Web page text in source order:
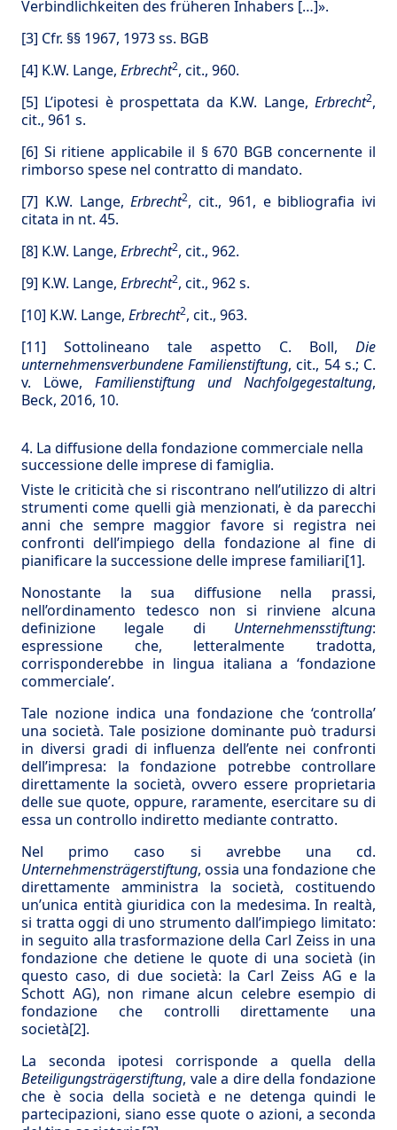
Verbindlichkeiten des früheren Inhabers […]».
[3] Cfr. §§ 1967, 1973 ss. BGB
[4] K.W. Lange, Erbrecht2, cit., 960.
[5] L’ipotesi è prospettata da K.W. Lange, Erbrecht2,
cit., 961 s.
[6] Si ritiene applicabile il § 670 BGB concernente il
rimborso spese nel contratto di mandato.
[7] K.W. Lange,Erbrecht2, cit., 961, e bibliografia ivi
citata in nt. 45.
[8] K.W. Lange, Erbrecht2, cit., 962.
[9] K.W. Lange, Erbrecht2, cit., 962 s.
[10] K.W. Lange, Erbrecht2, cit., 963.
[11] Sottolineano tale aspetto C. Boll, Die
unternehmensverbundene Familienstiftung, cit., 54 s.; C.
v. Löwe, Familienstiftung und Nachfolgegestaltung,
Beck, 2016, 10.
4. La diffusione della fondazione commerciale nella
successione delle imprese di famiglia.
Viste le criticità che si riscontrano nell’utilizzo di altri
strumenti come quelli già menzionati, è da parecchi
anni che sempre maggior favore si registra nei
confronti dell’impiego della fondazione al fine di
pianificare la successione delle imprese familiari[1].
Nonostante la sua diffusione nella prassi,
nell’ordinamento tedesco non si rinviene alcuna
definizione legale di Unternehmensstiftung:
espressione che, letteralmente tradotta,
corrisponderebbe in lingua italiana a ‘fondazione
commerciale’.
Tale nozione indica una fondazione che ‘controlla’
una società. Tale posizione dominante può tradursi
in diversi gradi di influenza dell’ente nei confronti
dell’impresa: la fondazione potrebbe controllare
direttamente la società, ovvero essere proprietaria
delle sue quote, oppure, raramente, esercitare su di
essa un controllo indiretto mediante contratto.
Nel primo caso si avrebbe una cd.
Unternehmensträgerstiftung, ossia una fondazione che
direttamente amministra la società, costituendo
un’unica entità giuridica con la medesima. In realtà,
si tratta oggi di uno strumento dall’impiego limitato:
in seguito alla trasformazione della Carl Zeiss in una
fondazione che detiene le quote di una società (in
questo caso, di due società: la Carl Zeiss AG e la
Schott AG), non rimane alcun celebre esempio di
fondazione che controlli direttamente una
società[2].
La seconda ipotesi corrisponde a quella della
Beteiligungsträgerstiftung, vale a dire della fondazione
che è socia della società e ne detenga quindi le
partecipazioni, siano esse quote o azioni, a seconda